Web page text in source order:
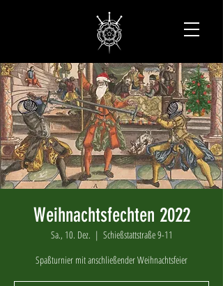
Weihnachtsfechten 2022
Sa., 10. Dez.
  |
Schießstattstraße 9-11
Spaßturnier mit anschließender Weihnachtsfeier